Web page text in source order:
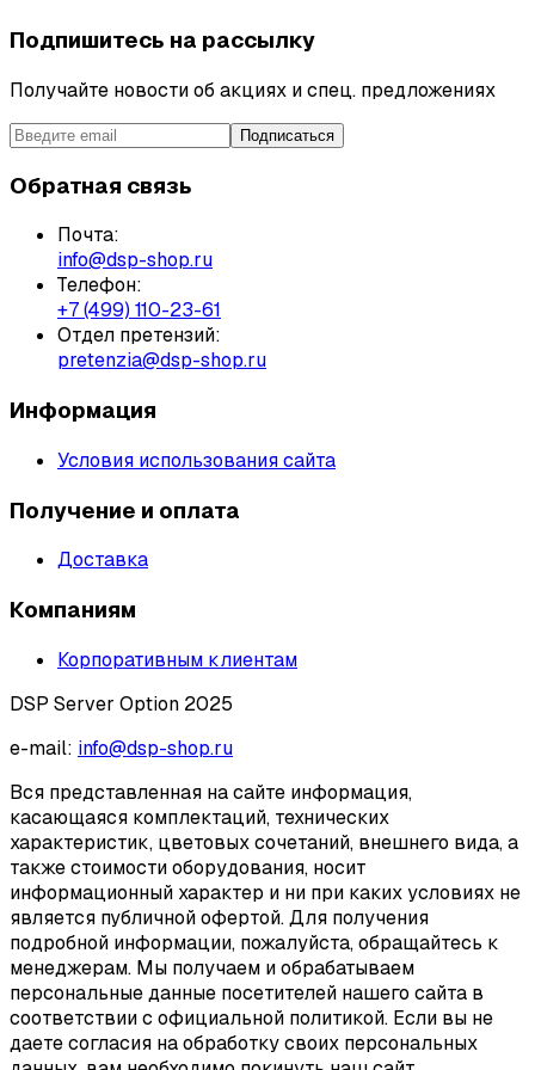
Подпишитесь на рассылку
Получайте новости об акциях и спец. предложениях
Подписаться
Обратная связь
Почта:
info@dsp-shop.ru
Телефон:
+7 (499) 110-23-61
Отдел претензий:
pretenzia@dsp-shop.ru
Информация
Условия использования сайта
Получение и оплата
Доставка
Компаниям
Корпоративным клиентам
DSP Server Option 2025
e-mail: info@dsp-shop.ru
Вся представленная на сайте информация,
касающаяся комплектаций, технических
характеристик, цветовых сочетаний, внешнего вида, а
также стоимости оборудования, носит
информационный характер и ни при каких условиях не
является публичной офертой. Для получения
подробной информации, пожалуйста, обращайтесь к
менеджерам. Мы получаем и обрабатываем
персональные данные посетителей нашего сайта в
соответствии с официальной политикой. Если вы не
даете согласия на обработку своих персональных